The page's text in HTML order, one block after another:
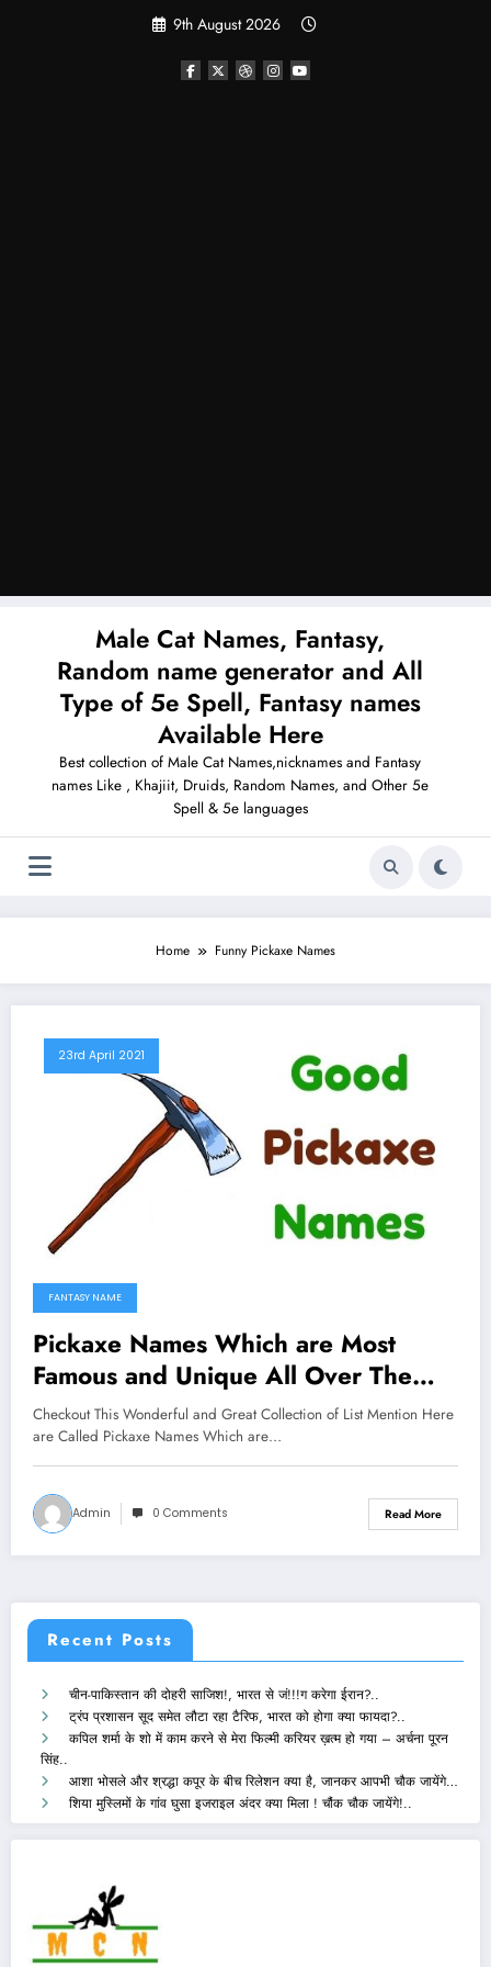
9th August 2026
Male Cat Names, Fantasy,
Random name generator and All
Type of 5e Spell, Fantasy names
Available Here
Best collection of Male Cat Names,nicknames and Fantasy
names Like , Khajiit, Druids, Random Names, and Other 5e
Spell & 5e languages
Home Funny Pickaxe Names
23rd April 2021
FANTASY NAME
Pickaxe Names Which are Most
Famous and Unique All Over The
Worlds
Checkout This Wonderful and Great Collection of List Mention Here
are Called Pickaxe Names Which are…
Admin 0 Comments Read More
Recent Posts
चीन-पाकिस्तान की दोहरी साजिश!, भारत से जं!!!ग करेगा ईरान?..
ट्रंप प्रशासन सूद समेत लौटा रहा टैरिफ, भारत को होगा क्या फायदा?..
कपिल शर्मा के शो में काम करने से मेरा फिल्मी करियर ख़त्म हो गया – अर्चना पूरन
सिंह..
आशा भोसले और श्रद्धा कपूर के बीच रिलेशन क्या है, जानकर आपभी चौक जायेंगे…
शिया मुस्लिमों के गांव घुसा इजराइल अंदर क्या मिला ! चौंक चौक जायेंगे!..